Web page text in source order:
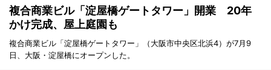
複合商業ビル「淀屋橋ゲートタワー」開業 20年
かけ完成、屋上庭園も
複合商業ビル「淀屋橋ゲートタワー」（大阪市中央区北浜4）が7月9
日、大阪・淀屋橋にオープンした。